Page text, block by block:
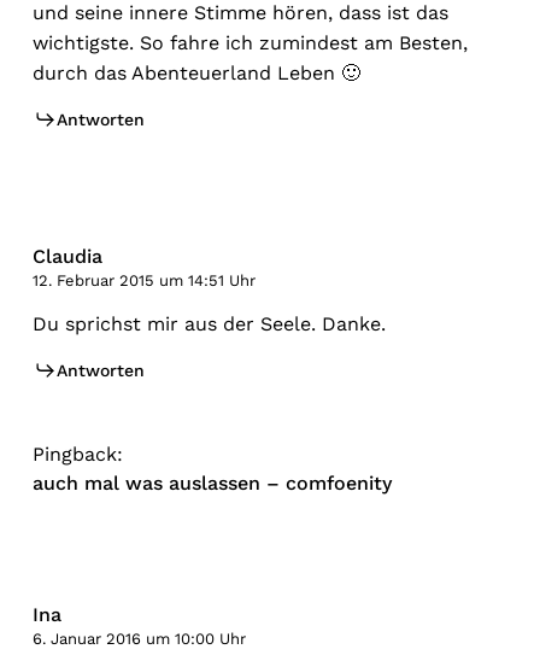
und seine innere Stimme hören, dass ist das
wichtigste. So fahre ich zumindest am Besten,
durch das Abenteuerland Leben 🙂
Antworten
Claudia
12. Februar 2015 um 14:51 Uhr
Du sprichst mir aus der Seele. Danke.
Antworten
Pingback:
auch mal was auslassen – comfoenity
Ina
6. Januar 2016 um 10:00 Uhr